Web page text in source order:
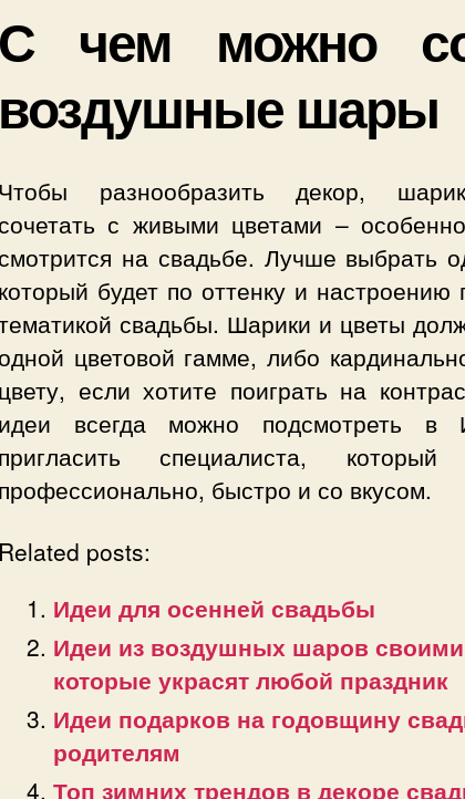
С чем можно
воздушные шары
Чтобы разнообразить декор,
сочетать с живыми цветами –
смотрится на свадьбе. Лучше выбрать
который будет по оттенку и настроению
свадьбы. Шарики и цветы
цветовой гамме, либо
цвету, если хотите поиграть на
идеи всегда можно подсмотреть в
пригласить специалиста,
профессионально, быстро и со вкусом.
Related posts:
Идеи для осенней свадьбы
Идеи из воздушных шаров
которые украсят любой праздник
Идеи подарков на годовщину
родителям
Топ зимних трендов в декоре